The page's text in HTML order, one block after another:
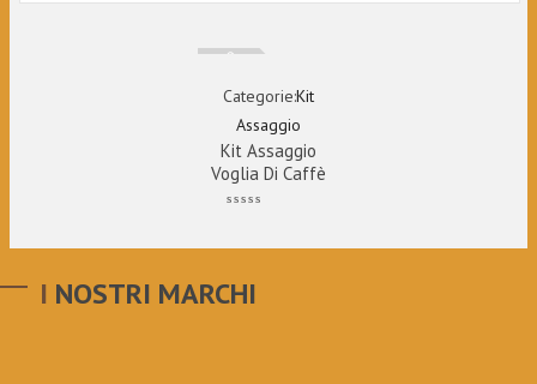
EsauritoCategorie:Kit
Assaggio
Kit Assaggio
Voglia Di Caffè
I NOSTRI MARCHI